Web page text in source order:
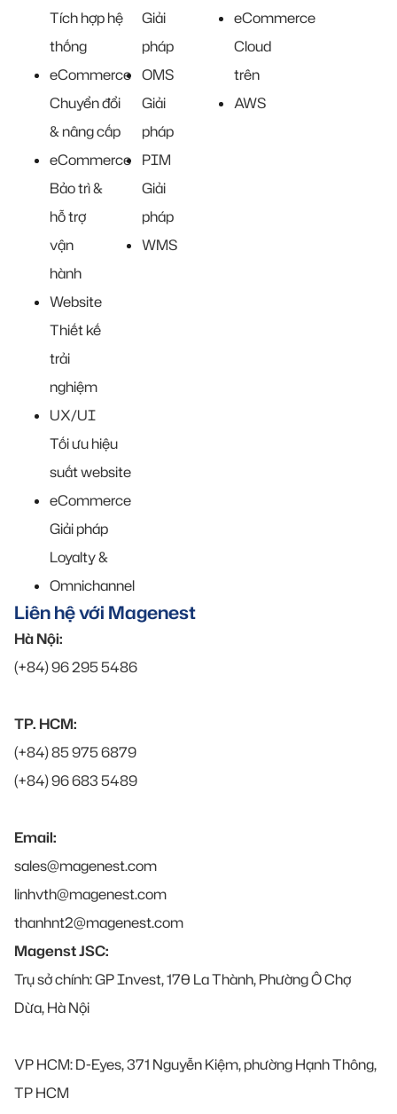
Tích hợp hệ
thống
eCommerce
Chuyển đổi
& nâng cấp
eCommerce
Bảo trì &
hỗ trợ
vận
hành
Website
Thiết kế
trải
nghiệm
UX/UI
Tối ưu hiệu
suất website
eCommerce
Giải pháp
Loyalty &
Omnichannel
Giải
pháp
OMS
Giải
pháp
PIM
Giải
pháp
WMS
eCommerce
Cloud
trên
AWS
Liên hệ với Magenest
Hà Nội:
(+84) 96 295 5486
TP. HCM:
(+84) 85 975 6879
(+84) 96 683 5489
Email:
sales@magenest.com
linhvth@magenest.com
thanhnt2@magenest.com
Magenst JSC:
Trụ sở chính: GP Invest, 170 La Thành, Phường Ô Chợ
Dừa, Hà Nội
VP HCM: D-Eyes, 371 Nguyễn Kiệm, phường Hạnh Thông,
TP HCM